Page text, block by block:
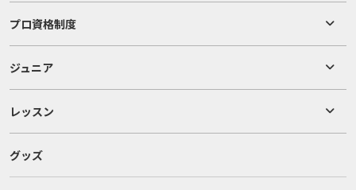
プロ資格制度
ジュニア
レッスン
グッズ